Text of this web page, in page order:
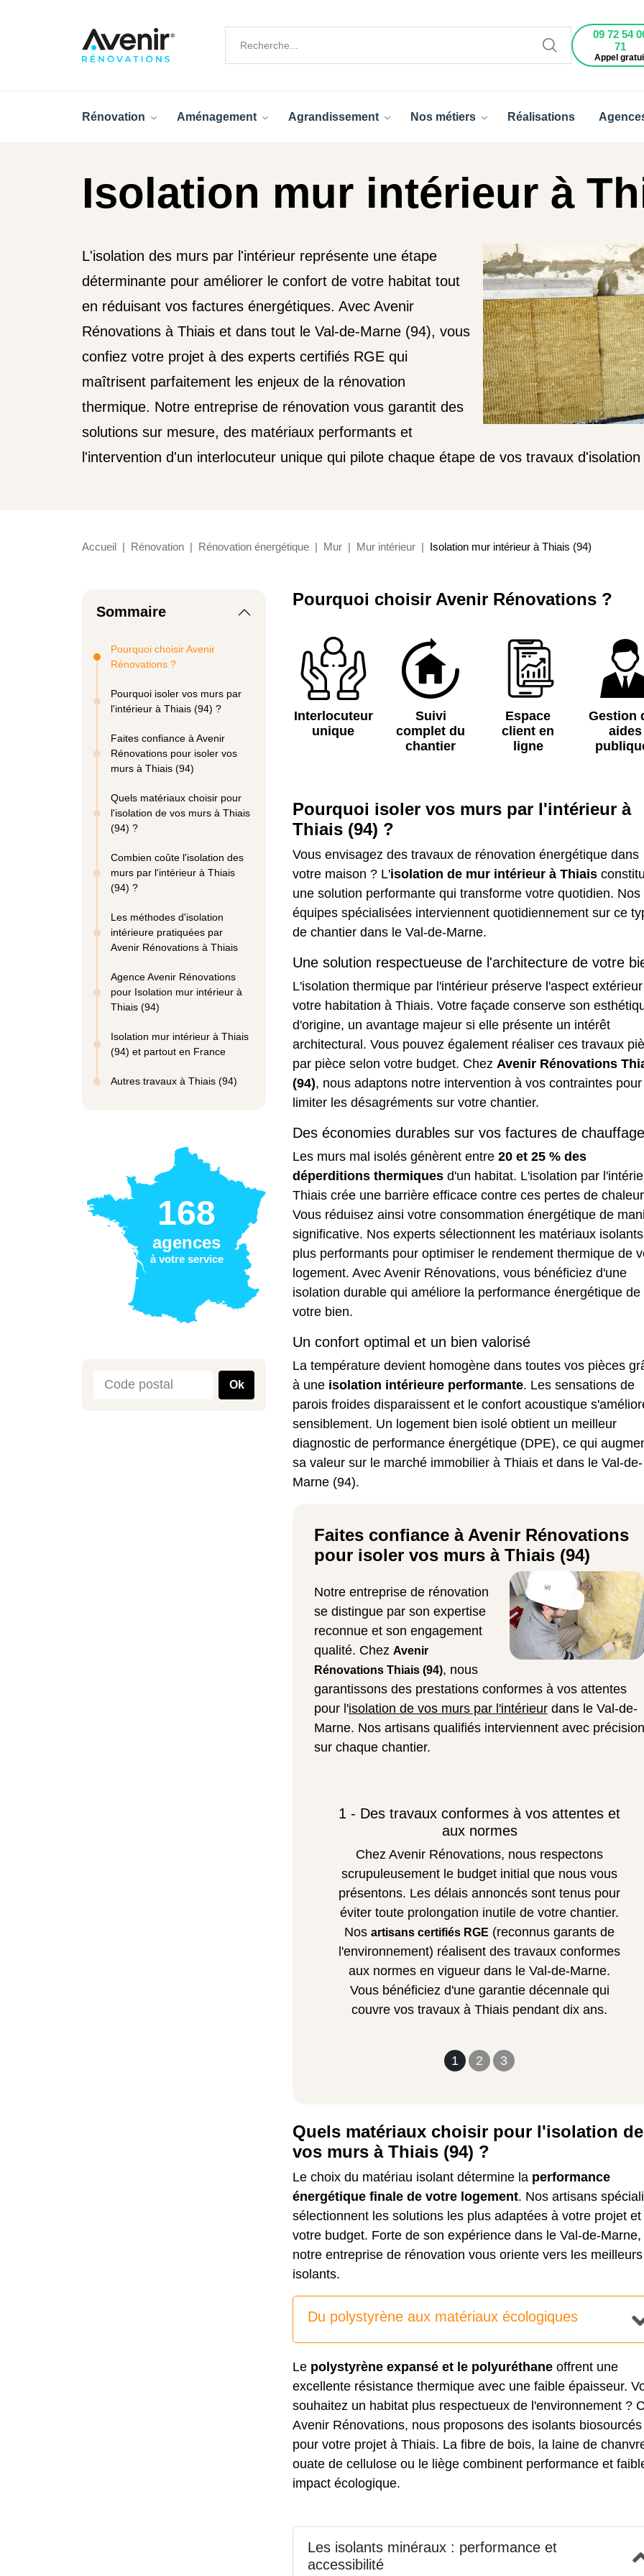
09 72 54
71
Appel
Rénovation Aménagement Agrandissement Nos métiers Réalisations
Isolation mur intérieur à
L'isolation des murs par l'intérieur représente une étape
déterminante pour améliorer le confort de votre habitat tout
en réduisant vos factures énergétiques. Avec Avenir
Rénovations à Thiais et dans tout le Val-de-Marne (94), vous
confiez votre projet à des experts certifiés RGE qui
maîtrisent parfaitement les enjeux de la rénovation
thermique. Notre entreprise de rénovation vous garantit des
solutions sur mesure, des matériaux performants et
l'intervention d'un interlocuteur unique qui pilote chaque étape de vos travaux
Accueil Rénovation Rénovation énergétique Mur Mur intérieur Isolation mur intérieur à Thiais (94)
Sommaire
Pourquoi choisir Avenir
Rénovations ?
Pourquoi isoler vos murs par
l'intérieur à Thiais (94) ?
Faites confiance à Avenir
Rénovations pour isoler vos
murs à Thiais (94)
Quels matériaux choisir pour
l'isolation de vos murs à Thiais
(94) ?
Combien coûte l'isolation des
murs par l'intérieur à Thiais
(94) ?
Les méthodes d'isolation
intérieure pratiquées par
Avenir Rénovations à Thiais
Agence Avenir Rénovations
pour Isolation mur intérieur à
Thiais (94)
Isolation mur intérieur à Thiais
(94) et partout en France
Autres travaux à Thiais (94)
168
agences
à votre service
Ok
Pourquoi choisir Avenir Rénovations ?
Interlocuteur
unique
Suivi
complet du
chantier
Espace
client en
ligne
Gestion
aides
Pourquoi isoler vos murs par l'intérieur à
Thiais (94) ?
Vous envisagez des travaux de rénovation énergétique dans
votre maison ? L'isolation de mur intérieur à Thiais
une solution performante qui transforme votre quotidien. Nos
équipes spécialisées interviennent quotidiennement sur ce
de chantier dans le Val-de-Marne.
Une solution respectueuse de l'architecture de votre
L'isolation thermique par l'intérieur préserve l'aspect
votre habitation à Thiais. Votre façade conserve son
d'origine, un avantage majeur si elle présente un intérêt
architectural. Vous pouvez également réaliser ces travaux
par pièce selon votre budget. Chez Avenir Rénovations
(94), nous adaptons notre intervention à vos contraintes pour
limiter les désagréments sur votre chantier.
Des économies durables sur vos factures de chauffage
Les murs mal isolés génèrent entre 20 et 25 % des
déperditions thermiques d'un habitat. L'isolation par
Thiais crée une barrière efficace contre ces pertes de
Vous réduisez ainsi votre consommation énergétique de
significative. Nos experts sélectionnent les matériaux
plus performants pour optimiser le rendement thermique de
logement. Avec Avenir Rénovations, vous bénéficiez d'une
isolation durable qui améliore la performance énergétique de
votre bien.
Un confort optimal et un bien valorisé
La température devient homogène dans toutes vos pièces
à une isolation intérieure performante. Les sensations de
parois froides disparaissent et le confort acoustique
sensiblement. Un logement bien isolé obtient un meilleur
diagnostic de performance énergétique (DPE), ce qui
sa valeur sur le marché immobilier à Thiais et dans le Val-de-
Marne (94).
Faites confiance à Avenir Rénovations
pour isoler vos murs à Thiais (94)
Notre entreprise de rénovation
se distingue par son expertise
reconnue et son engagement
qualité. Chez Avenir
Rénovations Thiais (94), nous
garantissons des prestations conformes à vos attentes
pour l'isolation de vos murs par l'intérieur dans le Val-de-
Marne. Nos artisans qualifiés interviennent avec précision
sur chaque chantier.
1 2 3
1 - Des travaux conformes à vos attentes et
aux normes
Chez Avenir Rénovations, nous respectons
scrupuleusement le budget initial que nous vous
présentons. Les délais annoncés sont tenus pour
éviter toute prolongation inutile de votre chantier.
Nos artisans certifiés RGE (reconnus garants de
l'environnement) réalisent des travaux conformes
aux normes en vigueur dans le Val-de-Marne.
Vous bénéficiez d'une garantie décennale qui
couvre vos travaux à Thiais pendant dix ans.
Quels matériaux choisir pour l'isolation de
vos murs à Thiais (94) ?
Le choix du matériau isolant détermine la performance
énergétique finale de votre logement. Nos artisans
sélectionnent les solutions les plus adaptées à votre projet et
votre budget. Forte de son expérience dans le Val-de-Marne,
notre entreprise de rénovation vous oriente vers les meilleurs
isolants.
Du polystyrène aux matériaux écologiques
Le polystyrène expansé et le polyuréthane offrent une
excellente résistance thermique avec une faible épaisseur.
souhaitez un habitat plus respectueux de l'environnement ?
Avenir Rénovations, nous proposons des isolants biosourcés
pour votre projet à Thiais. La fibre de bois, la laine de
ouate de cellulose ou le liège combinent performance et
impact écologique.
Les isolants minéraux : performance et
accessibilité